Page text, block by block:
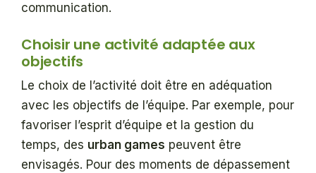
communication.
Choisir une activité adaptée aux
objectifs
Le choix de l’activité doit être en adéquation
avec les objectifs de l’équipe. Par exemple, pour
favoriser l’esprit d’équipe et la gestion du
temps, des urban games peuvent être
envisagés. Pour des moments de dépassement